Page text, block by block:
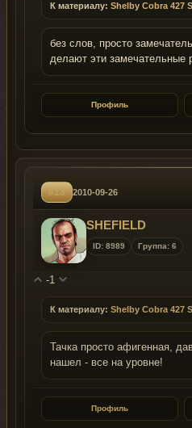
К материалу: Shelby Cobra 427
без слов, просто
делают эти замечательные
Профиль
#13 2010-09-26
SHEFIELD
ID: 8989 Группа: 6
-1
К материалу: Shelby Cobra 427
Тачка просто афигенная,
нашел - все на уровне!
Профиль